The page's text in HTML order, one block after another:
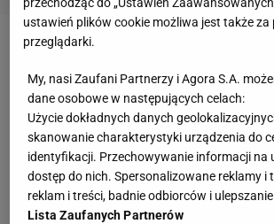
Zobacz wideo
Wrona ocenia szanse reprezentacji
Linette i Kawa rozłożyły czerwony
Jako druga na kort wyszła Magda
liderka naszej kadry zmierzyła się z
ustawień plików cookie możliwa jest także
przeglądarki.
My, nasi Zaufani Partnerzy i Agora S.A.
dane osobowe w następujących celach:
Użycie dokładnych danych
skanowanie charakterystyki urządzenia do
identyfikacji. Przechowywanie informacji na
dostęp do nich. Spersonalizowane reklamy i
reklam i treści, badnie odbiorców i ulepszanie
Lista Zaufanych Partnerów